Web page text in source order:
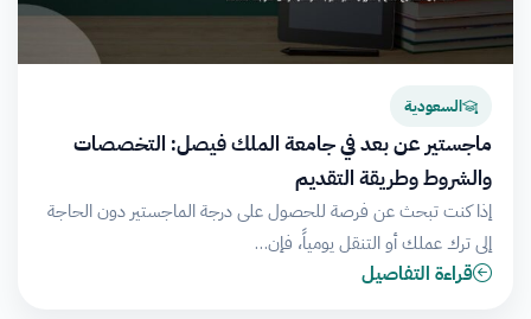
السعودية
ماجستير عن بعد في جامعة الملك فيصل: التخصصات
والشروط وطريقة التقديم
إذا كنت تبحث عن فرصة للحصول على درجة الماجستير دون الحاجة
إلى ترك عملك أو التنقل يومياً، فإن…
قراءة التفاصيل